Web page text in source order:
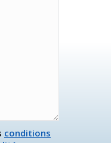
conditions